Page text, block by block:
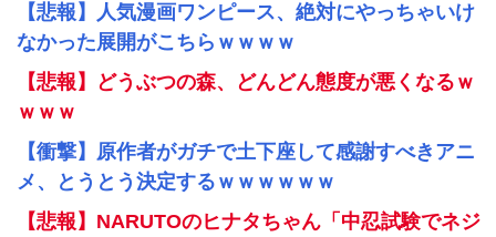
【悲報】人気漫画ワンピース、絶対にやっちゃいけ
なかった展開がこちらｗｗｗｗ
【悲報】どうぶつの森、どんどん態度が悪くなるｗ
ｗｗｗ
【衝撃】原作者がガチで土下座して感謝すべきアニ
メ、とうとう決定するｗｗｗｗｗｗ
【悲報】NARUTOのヒナタちゃん「中忍試験でネジ